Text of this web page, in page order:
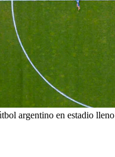
argentino en estadio lleno